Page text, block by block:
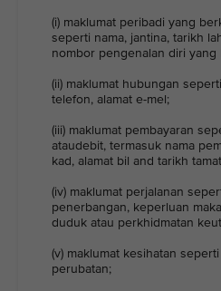
(i) maklumat peribadi yang
seperti nama, jantina, tarikh
nombor pengenalan diri yang
(ii) maklumat hubungan
telefon, alamat e-mel;
(iii) maklumat pembayaran
ataudebit, termasuk nama
kad, alamat bil and tarikh
(iv) maklumat perjalanan
penerbangan, keperluan
duduk atau perkhidmatan
(v) maklumat kesihatan
perubatan;